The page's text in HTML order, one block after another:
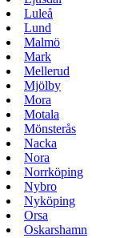
Luleå
Lund
Malmö
Mark
Mellerud
Mjölby
Mora
Motala
Mönsterås
Nacka
Nora
Norrköping
Nybro
Nyköping
Orsa
Oskarshamn